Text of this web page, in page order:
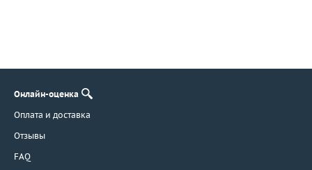
Онлайн-оценка
Оплата и доставка
Отзывы
FAQ